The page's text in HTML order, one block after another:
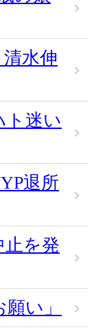
水伸
ト迷い
退所
止を発
い」